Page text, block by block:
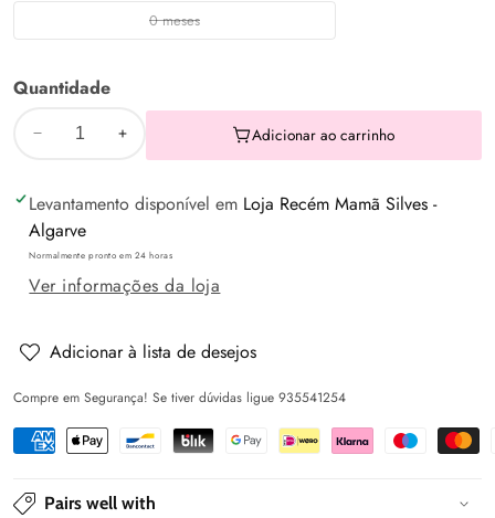
0
meses
0 meses
Quantidade
Diminuir
quantidade
de
Conjunto
Presente
Peças
Unissexo
Recém-
Nascido
Aumentar
quantidade
Conjunto
Presente
Peças
Unissexo
Recém-
Adicionar ao carrinho
Levantamento disponível em Loja Recém Mamã Silves -
Algarve
Normalmente pronto em 24 horas
Ver informações da loja
Adicionar à lista de desejos
Compre em Segurança! Se tiver dúvidas ligue 935541254
Pairs well with